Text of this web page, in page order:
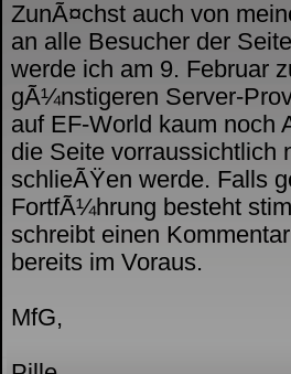
ZunÃ¤chst auch von
an alle Besucher der
werde ich am 9. Februar
gÃ¼nstigeren Server-
auf EF-World kaum noch
die Seite vorraussichtlich
schlieÃŸen werde. Falls
FortfÃ¼hrung besteht
schreibt einen
bereits im Voraus.
MfG,